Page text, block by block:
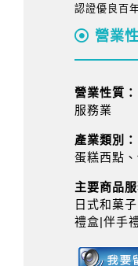
認證優良百
營業
營業性質：
服務業
產業類別：
蛋糕西點
主要商品服
日式和菓
禮盒|伴手